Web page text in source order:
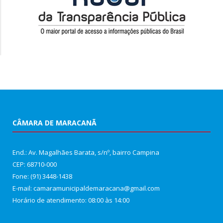
CÂMARA DE MARACANÃ
End.: Av. Magalhães Barata, s/nº, bairro Campina
CEP: 68710-000
Fone: (91) 3448-1438
E-mail: camaramunicipaldemaracana@gmail.com
Horário de atendimento: 08:00 às 14:00